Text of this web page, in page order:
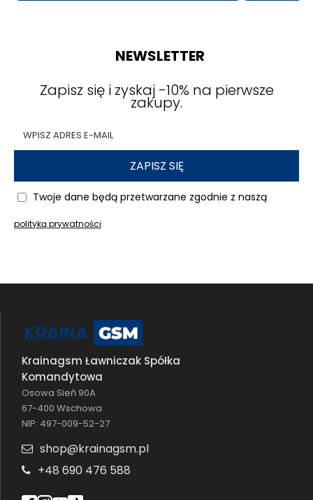
NEWSLETTER
Zapisz się i zyskaj -10% na pierwsze
zakupy.
ZAPISZ SIĘ
Twoje dane będą przetwarzane zgodnie z naszą
polityką prywatności
Krainagsm Ławniczak Spółka
Komandytowa
Osowa Sień 90A
67-400 Wschowa
NIP: 497-009-52-27
shop@krainagsm.pl
+48 690 476 588